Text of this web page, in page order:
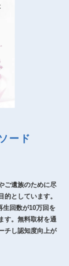
ード
ご遺族のために尽
としています。
回数が10万回を
す。無料取材を通
チし認知度向上が